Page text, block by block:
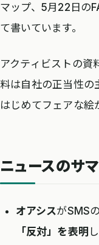
マップ、5月22日の
て書いています。
アクティビストの資
料は自社の正当性の
はじめてフェアな絵
ニュースのサ
オアシスがSMSの
「反対」を表明